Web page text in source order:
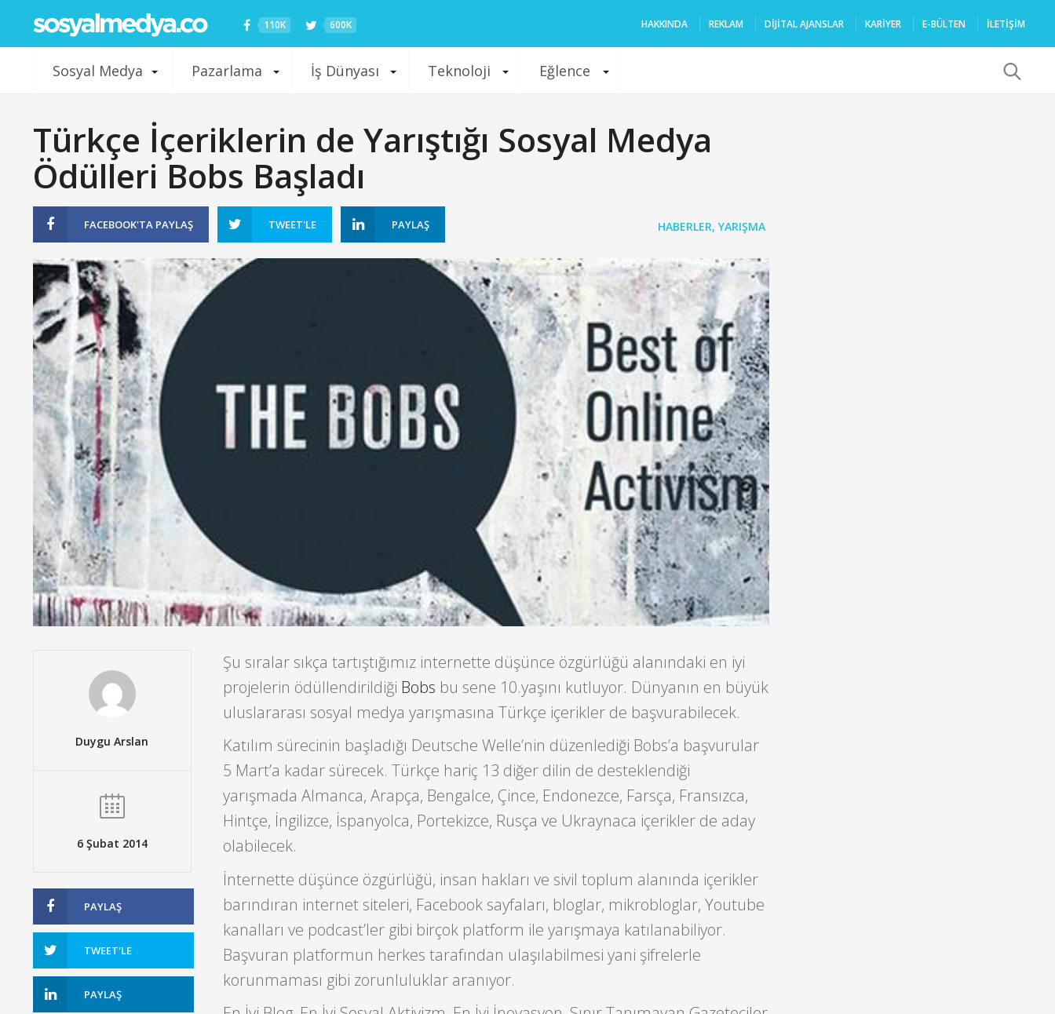
110K 600K HAKKINDA REKLAM DIJITAL AJANSLAR KARIYER E-BÜLTEN İLETİŞİM
Sosyal Medya Pazarlama İş Dünyası Teknoloji Eğlence
Türkçe İçeriklerin de Yarıştığı Sosyal Medya
Ödülleri Bobs Başladı
FACEBOOK'TA PAYLAŞ TWEET'LE PAYLAŞ HABERLER, YARIŞMA
Duygu Arslan
6 Şubat 2014
PAYLAŞ
TWEET'LE
PAYLAŞ
Şu sıralar sıkça tartıştığımız internette düşünce özgürlüğü alanındaki en iyi
projelerin ödüllendirildiği Bobs bu sene 10.yaşını kutluyor. Dünyanın en büyük
uluslararası sosyal medya yarışmasına Türkçe içerikler de başvurabilecek.
Katılım sürecinin başladığı Deutsche Welle’nin düzenlediği Bobs’a başvurular
5 Mart’a kadar sürecek. Türkçe hariç 13 diğer dilin de desteklendiği
yarışmada Almanca, Arapça, Bengalce, Çince, Endonezce, Farsça, Fransızca,
Hintçe, İngilizce, İspanyolca, Portekizce, Rusça ve Ukraynaca içerikler de aday
olabilecek.
İnternette düşünce özgürlüğü, insan hakları ve sivil toplum alanında içerikler
barındıran internet siteleri, Facebook sayfaları, bloglar, mikrobloglar, Youtube
kanalları ve podcast’ler gibi birçok platform ile yarışmaya katılanabiliyor.
Başvuran platformun herkes tarafından ulaşılabilmesi yani şifrelerle
korunmaması gibi zorunluluklar aranıyor.